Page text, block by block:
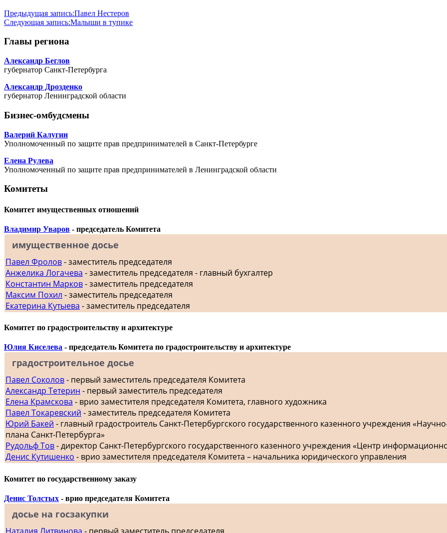
Предыдущая запись:Павел Нестеров
Следующая запись:Малыши в тупике
Главы региона
Александр Беглов
губернатор Санкт-Петербурга
Александр Дрозденко
губернатор Ленинградской области
Бизнес-омбудсмены
Валерий Калугин
Уполномоченный по защите прав предпринимателей в Санкт-Петербурге
Елена Рулева
Уполномоченный по защите прав предпринимателей в Ленинградской области
Комитеты
Комитет имущественных отношений
Владимир Уваров - председатель Комитета
имущественное досье
Павел Фролов- заместитель председателя
Анжелика Логачева - заместитель председателя - главный бухгалтер
Константин Марков- заместитель председателя
Максим Похил - заместитель председателя
Екатерина Кутыева - заместитель председателя
Комитет по градостроительству и архитектуре
Юлия Киселева - председатель Комитета по градостроительству и архитектуре
градостроительное досье
Павел Соколов- первый заместитель председателя Комитета
Александр Тетерин - первый заместитель председателя
Елена Крамскова - врио заместителя председателя Комитета, главного художника
Павел Токаревский - заместитель председателя Комитета
Юрий Бакей - главный градостроитель Санкт-Петербургского государственного казенного учреждения
плана Санкт-Петербурга»
Рудольф Тов- директор Санкт-Петербургского государственного казенного учреждения «Центр
Денис Кутишенко - врио заместителя председателя Комитета – начальника юридического управления
Комитет по государственному заказу
Денис Толстых - врио председателя Комитета
досье на госзакупки